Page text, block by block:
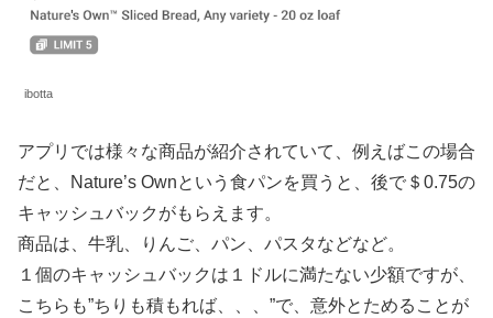
ibotta
アプリでは様々な商品が紹介されていて、例えばこの場合
だと、Nature’s Ownという食パンを買うと、後で＄0.75の
キャッシュバックがもらえます。
商品は、牛乳、りんご、パン、パスタなどなど。
１個のキャッシュバックは１ドルに満たない少額ですが、
こちらも”ちりも積もれば、、、”で、意外とためることが